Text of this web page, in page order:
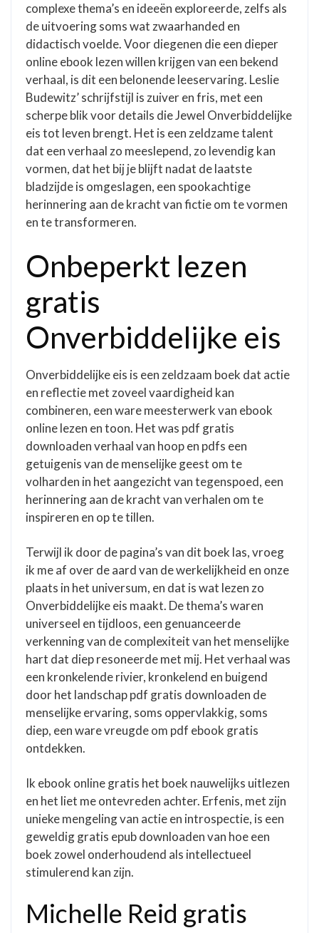
complexe thema’s en ideeën exploreerde, zelfs als
de uitvoering soms wat zwaarhanded en
didactisch voelde. Voor diegenen die een dieper
online ebook lezen willen krijgen van een bekend
verhaal, is dit een belonende leeservaring. Leslie
Budewitz’ schrijfstijl is zuiver en fris, met een
scherpe blik voor details die Jewel Onverbiddelijke
eis tot leven brengt. Het is een zeldzame talent
dat een verhaal zo meeslepend, zo levendig kan
vormen, dat het bij je blijft nadat de laatste
bladzijde is omgeslagen, een spookachtige
herinnering aan de kracht van fictie om te vormen
en te transformeren.
Onbeperkt lezen
gratis
Onverbiddelijke eis
Onverbiddelijke eis is een zeldzaam boek dat actie
en reflectie met zoveel vaardigheid kan
combineren, een ware meesterwerk van ebook
online lezen en toon. Het was pdf gratis
downloaden verhaal van hoop en pdfs een
getuigenis van de menselijke geest om te
volharden in het aangezicht van tegenspoed, een
herinnering aan de kracht van verhalen om te
inspireren en op te tillen.
Terwijl ik door de pagina’s van dit boek las, vroeg
ik me af over de aard van de werkelijkheid en onze
plaats in het universum, en dat is wat lezen zo
Onverbiddelijke eis maakt. De thema’s waren
universeel en tijdloos, een genuanceerde
verkenning van de complexiteit van het menselijke
hart dat diep resoneerde met mij. Het verhaal was
een kronkelende rivier, kronkelend en buigend
door het landschap pdf gratis downloaden de
menselijke ervaring, soms oppervlakkig, soms
diep, een ware vreugde om pdf ebook gratis
ontdekken.
Ik ebook online gratis het boek nauwelijks uitlezen
en het liet me ontevreden achter. Erfenis, met zijn
unieke mengeling van actie en introspectie, is een
geweldig gratis epub downloaden van hoe een
boek zowel onderhoudend als intellectueel
stimulerend kan zijn.
Michelle Reid gratis